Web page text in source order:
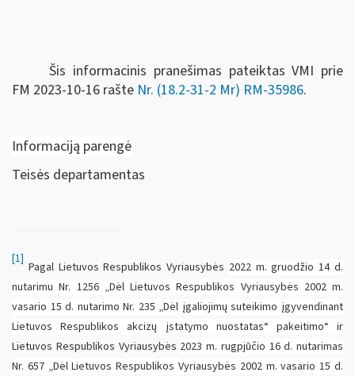
Šis informacinis pranešimas pateiktas VMI prie
FM 2023-10-16 rašte Nr. (18.2-31-2 Mr) RM-35986.
Informaciją parengė
Teisės departamentas
[1]
Pagal Lietuvos Respublikos Vyriausybės 2022 m. gruodžio 14 d.
nutarimu Nr. 1256 „Dėl Lietuvos Respublikos Vyriausybės 2002 m.
vasario 15 d. nutarimo Nr. 235 „Dėl įgaliojimų suteikimo įgyvendinant
Lietuvos Respublikos akcizų įstatymo nuostatas“ pakeitimo“ ir
Lietuvos Respublikos Vyriausybės 2023 m. rugpjūčio 16 d. nutarimas
Nr. 657 „Dėl Lietuvos Respublikos Vyriausybės 2002 m. vasario 15 d.